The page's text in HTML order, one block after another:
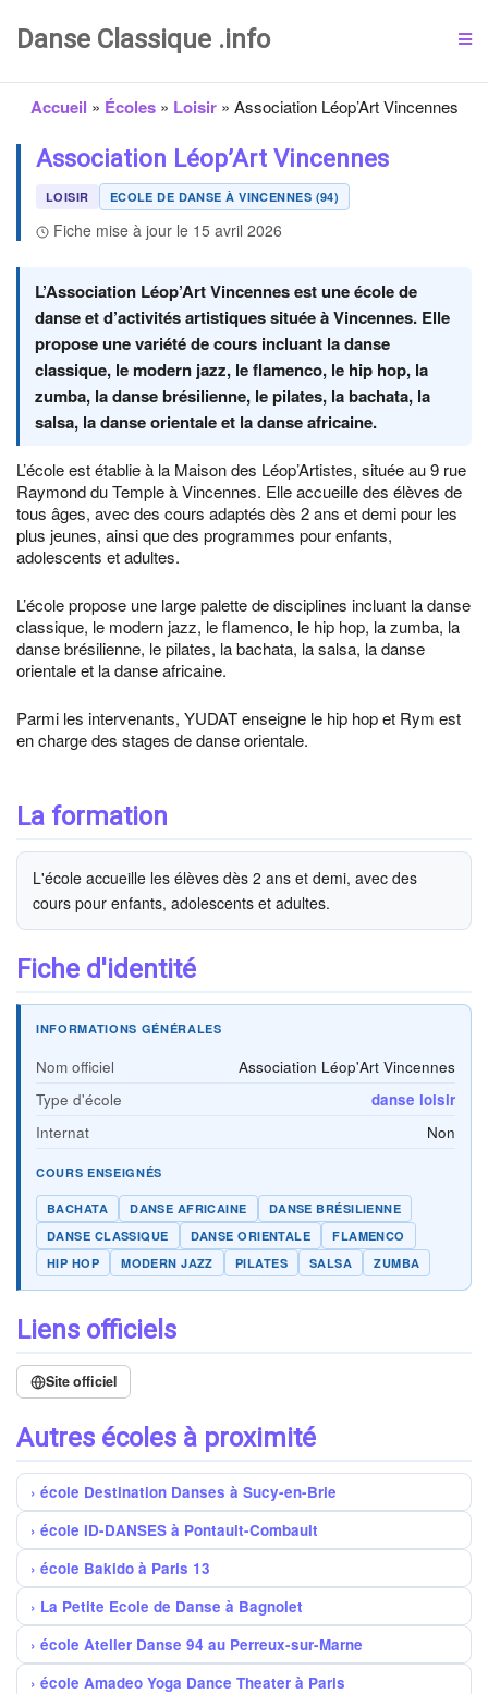
Danse Classique .info
Accueil » Écoles» Loisir» Association Léop’Art Vincennes
Association Léop’Art Vincennes
LOISIR ECOLE DE DANSE À VINCENNES (94)
Fiche mise à jour le 15 avril 2026
L’Association Léop’Art Vincennes est une école de
danse et d’activités artistiques située à Vincennes. Elle
propose une variété de cours incluant la danse
classique, le modern jazz, le flamenco, le hip hop, la
zumba, la danse brésilienne, le pilates, la bachata, la
salsa, la danse orientale et la danse africaine.
L’école est établie à la Maison des Léop’Artistes, située au 9 rue
Raymond du Temple à Vincennes. Elle accueille des élèves de
tous âges, avec des cours adaptés dès 2 ans et demi pour les
plus jeunes, ainsi que des programmes pour enfants,
adolescents et adultes.
L’école propose une large palette de disciplines incluant la danse
classique, le modern jazz, le flamenco, le hip hop, la zumba, la
danse brésilienne, le pilates, la bachata, la salsa, la danse
orientale et la danse africaine.
Parmi les intervenants, YUDAT enseigne le hip hop et Rym est
en charge des stages de danse orientale.
La formation
L'école accueille les élèves dès 2 ans et demi, avec des
cours pour enfants, adolescents et adultes.
Fiche d'identité
INFORMATIONS GÉNÉRALES
Nom officiel
Association Léop'Art Vincennes
Type d'école
danse loisir
Internat
Non
COURS ENSEIGNÉS
BACHATA DANSE AFRICAINE
DANSE BRÉSILIENNE
DANSE CLASSIQUE
DANSE ORIENTALE
FLAMENCO
HIP HOP
MODERN JAZZ PILATES SALSA ZUMBA
Liens officiels
Site officiel
Autres écoles à proximité
école Destination Danses à Sucy-en-Brie
école ID-DANSES à Pontault-Combault
école Bakido à Paris 13
La Petite Ecole de Danse à Bagnolet
école Atelier Danse 94 au Perreux-sur-Marne
école Amadeo Yoga Dance Theater à Paris